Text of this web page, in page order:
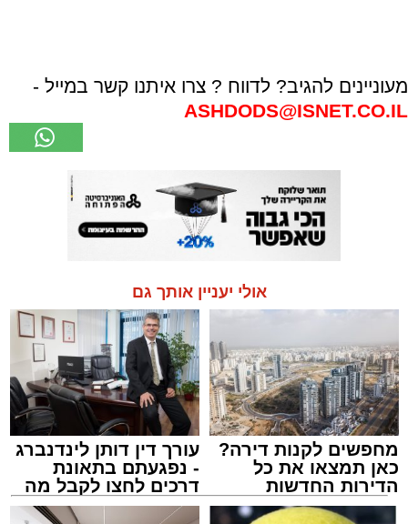
מעוניינים להגיב? לדווח ? צרו איתנו קשר במייל -
ASHDODS@ISNET.CO.IL
אולי יעניין אותך גם
מחפשים לקנות דירה?
כאן תמצאו את כל
הדירות החדשות
למכירה באשדוד >>>
עורך דין דותן לינדנברג
- נפגעתם בתאונת
דרכים לחצו לקבל מה
שמגיע לכם